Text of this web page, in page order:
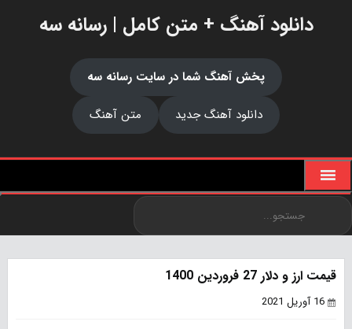
دانلود آهنگ + متن کامل | رسانه سه
پخش آهنگ شما در سایت رسانه سه
دانلود آهنگ جدید
متن آهنگ
قیمت ارز و دلار 27 فروردین 1400
16 آوریل 2021